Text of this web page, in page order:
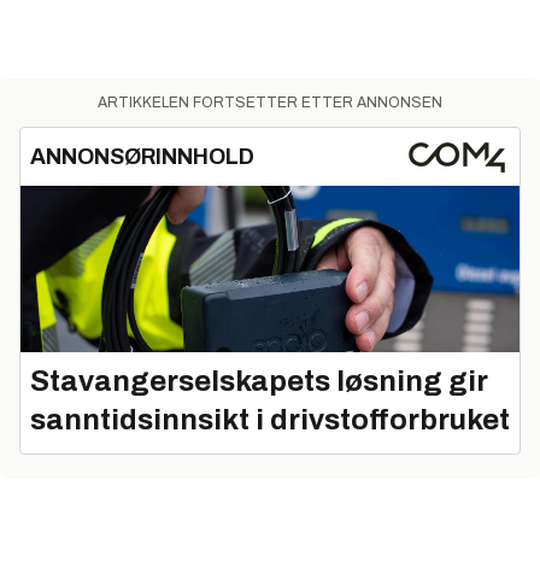
ARTIKKELEN FORTSETTER ETTER ANNONSEN
ANNONSØRINNHOLD
Stavangerselskapets løsning gir
sanntidsinnsikt i drivstofforbruket